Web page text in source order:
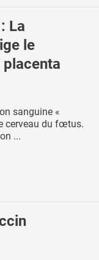
La
le
sanguine «
cerveau du fœtus.
...